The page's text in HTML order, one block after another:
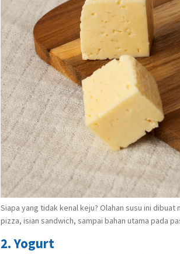
Siapa yang tidak kenal keju? Olahan susu ini
pizza, isian sandwich, sampai bahan utama pada
2. Yogurt